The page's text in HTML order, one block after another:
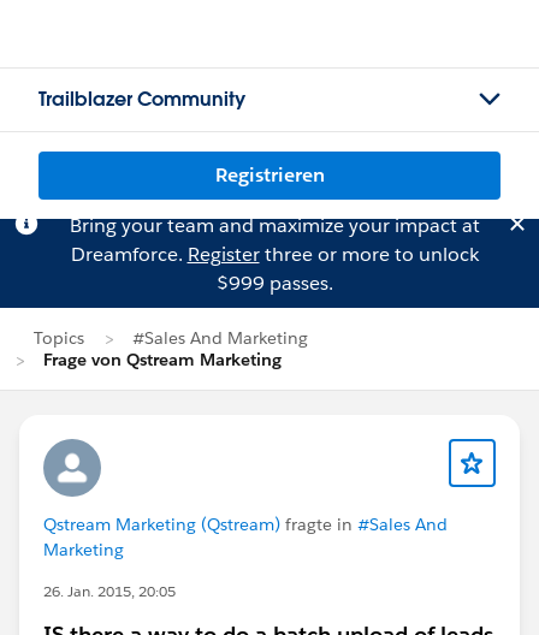
Trailblazer Community
Registrieren
Bring your team and maximize your impact at
Dreamforce. Registerthree or more to unlock
$999 passes.
Topics
#Sales And Marketing
Frage von Qstream Marketing
Qstream Marketing (Qstream) fragte in #Sales And
Marketing
26. Jan. 2015, 20:05